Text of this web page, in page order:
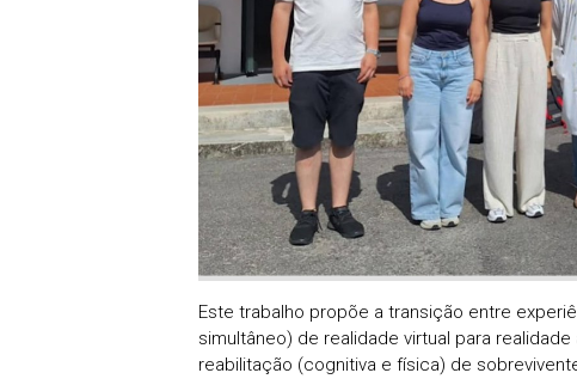
Este trabalho propõe a transição entre
simultâneo) de realidade virtual para
reabilitação (cognitiva e física) de